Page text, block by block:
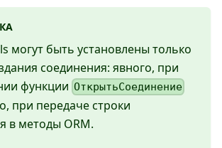
могут быть установлены только
соединения: явного, при
функции ОткрытьСоединение
при передаче строки
в методы ORM.